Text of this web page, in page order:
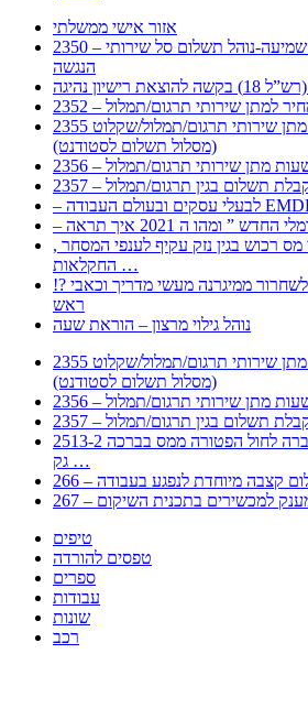
אזור אישי ממשלתי
2350 – מידע לסטודנט עם לקות שמיעה-נוהל תשלום סל שירותי
הנגשה
רישיון נהיגה
מחיר למתן שירותי תרגום/תמלול
2355 דרישה לתשלום עבור מתן שירותי תרגום/תמלול/שקלוט
(מסלול תשלום לסטודנט)
שעות מתן שירותי תרגום/תמלול
קבלת תשלום בגין תרגום/תמלול
” ומהו ה 2021 איך תראה
, התעשייה , פיצויי מס רכוש בגין נזק עקיף לענפי המסחר
החקלאות …
!? איך להפרד מהמיגרנה לשחרור ממיגרנה מעשי מדריך וכאבי
ראש
נוהל גילוי מרצון – הוראת שעה
2355 דרישה לתשלום עבור מתן שירותי תרגום/תמלול/שקלוט
(מסלול תשלום לסטודנט)
שעות מתן שירותי תרגום/תמלול
קבלת תשלום בגין תרגום/תמלול
2513-2 טופס חדש הצהרה על העברה לחול הפטורה ממס בברכה
גק …
קצבה מיוחדת לנפגע בעבודה
במענק למכשירים בתכנית השיקום
טיפים
טפסים להורדה
ספרים
עבודות
שונות
רכב